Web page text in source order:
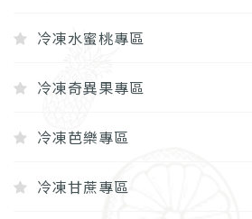
冷凍水蜜桃專區
冷凍奇異果專區
冷凍芭樂專區
冷凍甘蔗專區